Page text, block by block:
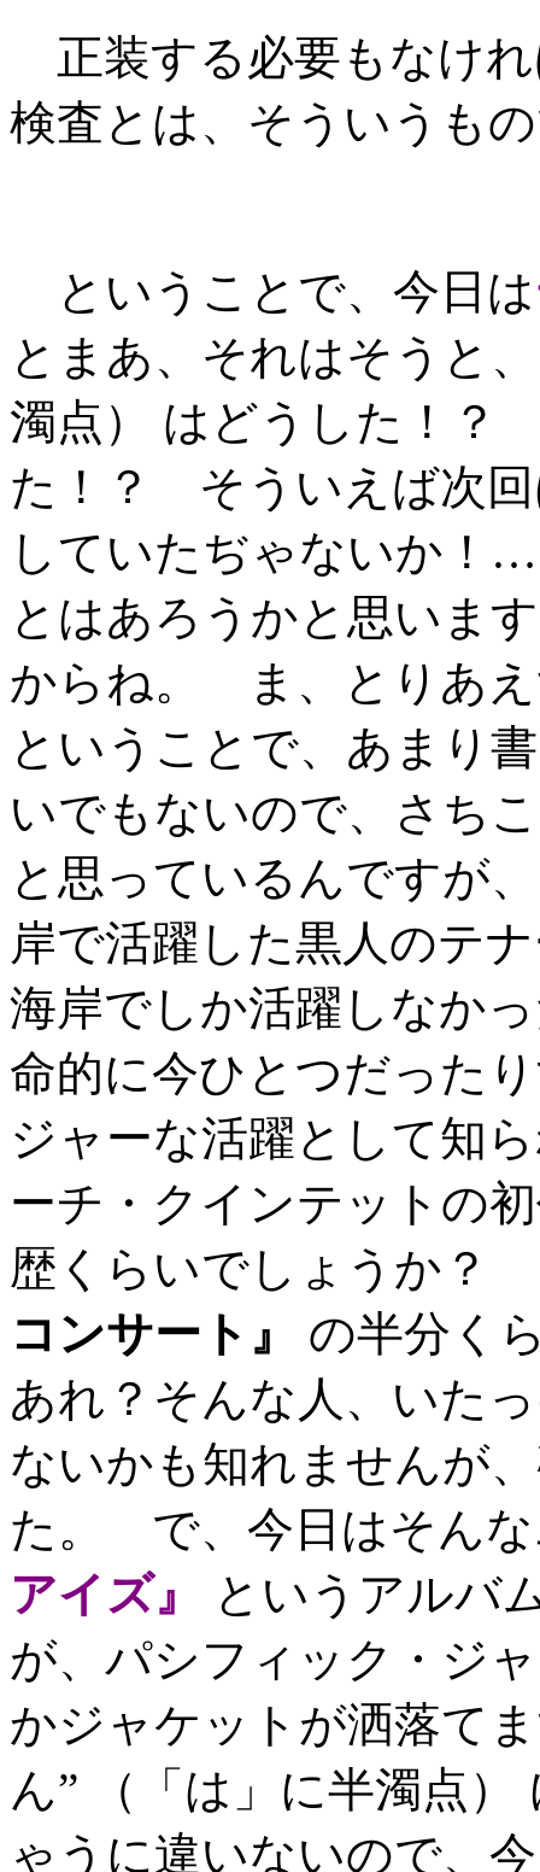
正装する必要もなけ
検査とは、そういうも
ということで、今日は
とまあ、それはそうと
濁点） はどうした！？
た！？ そういえば次回
していたぢゃないか！
とはあろうかと思いま
からね。 ま、とりあえ
ということで、あまり
いでもないので、さち
と思っているんですが
岸で活躍した黒人のテ
海岸でしか活躍しなか
命的に今ひとつだった
ジャーな活躍として知
ーチ・クインテットの
歴くらいでしょうか？
コンサート』
の半分く
あれ？そんな人、いた
ないかも知れませんが
た。 で、今日はそん
アイズ』
というアルバ
が、パシフィック・ジ
かジャケットが洒落て
ん” （「は」に半濁点
ゃうに違いないので、